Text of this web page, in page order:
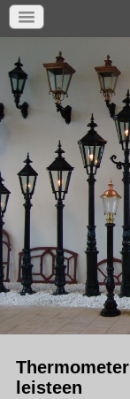
Thermometer
leisteen